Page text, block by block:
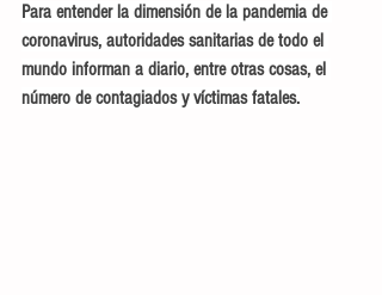
Para entender la dimensión de la pandemia de
coronavirus, autoridades sanitarias de todo el
mundo informan a diario, entre otras cosas, el
número de contagiados y víctimas fatales.